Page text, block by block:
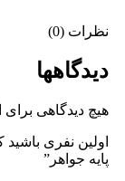
نظرات (0)
دیدگاهها
هیچ دیدگاهی
اولین نفری
پایه جواهر”